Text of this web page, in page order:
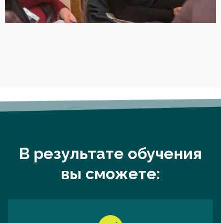
В результате обучения
вы сможете: